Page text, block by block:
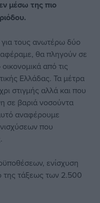
μέσω της πιο
τους ανωτέρω δύο
θα πληγούν σε
από τις
Ελλάδας. Τα μέτρα
στιγμής αλλά και που
σε βαριά νοσούντα
αναφέρουμε
που
ενίσχυση
της τάξεως των 2.500